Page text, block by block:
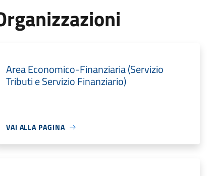
Area Economico-Finanziaria (Servizio
Tributi e Servizio Finanziario)
VAI ALLA PAGINA